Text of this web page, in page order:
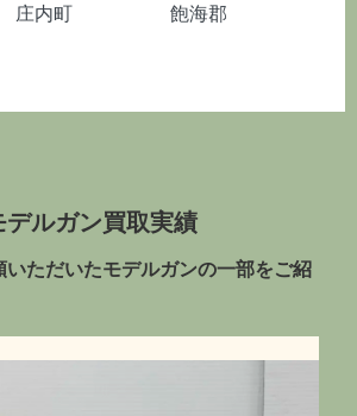
庄内町
飽海郡
デルガン買取実績
いただいたモデルガンの一部をご紹